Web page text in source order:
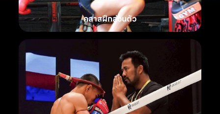
คลาสฝึกส่วนตัว